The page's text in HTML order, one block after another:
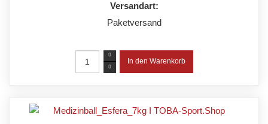
Versandart:
Paketversand